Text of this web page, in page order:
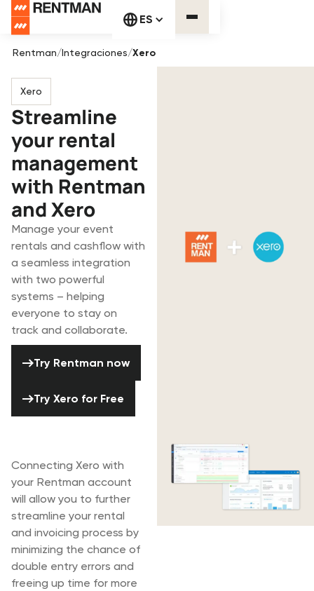
ES
Rentman/Integraciones/Xero
Xero
Streamline
your rental
management
with Rentman
and Xero
Manage your event
rentals and cashflow with
a seamless integration
with two powerful
systems – helping
everyone to stay on
track and collaborate.
Try Rentman now
Try Xero for Free
Connecting Xero with
your Rentman account
will allow you to further
streamline your rental
and invoicing process by
minimizing the chance of
double entry errors and
freeing up time for more